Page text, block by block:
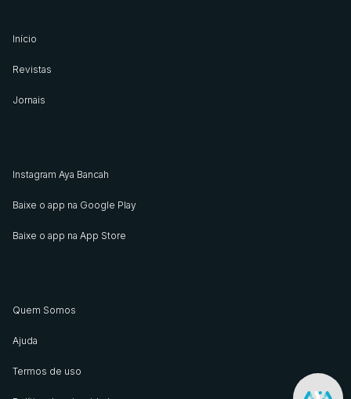
Início
Revistas
Jornais
Instagram Aya Bancah
Baixe o app na Google Play
Baixe o app na App Store
Quem Somos
Ajuda
Termos de uso